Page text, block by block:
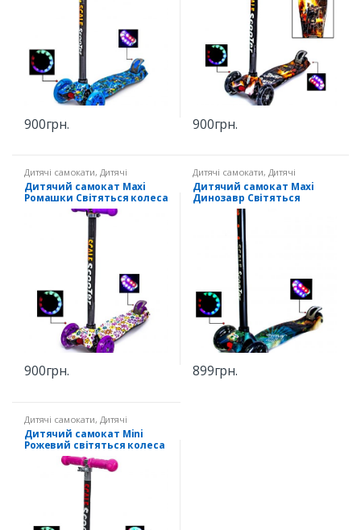
900грн. 900грн.
Дитячі самокати, Дитячі
самокати Maxi Світяться колеса
Дитячий самокат Maxi
Ромашки Світяться колеса
900грн.
Дитячі самокати, Дитячі
самокати Maxi Світяться колеса
Дитячий самокат Maxi
Динозавр Світяться
899грн.
Дитячі самокати, Дитячі
самокати Mini Світяться колеса
Дитячий самокат Mini
Рожевий світяться колеса